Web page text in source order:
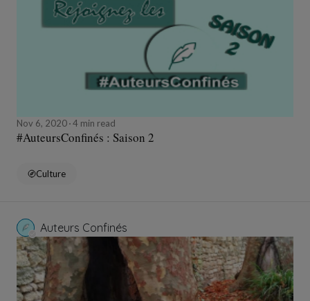
Nov 6, 2020 4 min read
#AuteursConfinés : Saison 2
Culture
Auteurs Confinés